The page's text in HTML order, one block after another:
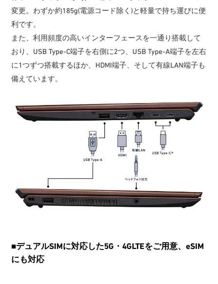
変更。わずか約185g(電源コード除く)と軽量で持ち運びに便
利です。
また、利用頻度の高いインターフェースを一通り搭載して
おり、USB Type-C端子を右側に2つ、USB Type-A端子を左右
に1つずつ搭載するほか、HDMI端子、そして有線LAN端子も
備えています。
■デュアルSIMに対応した5G・4GLTEをご用意、eSIM
にも対応